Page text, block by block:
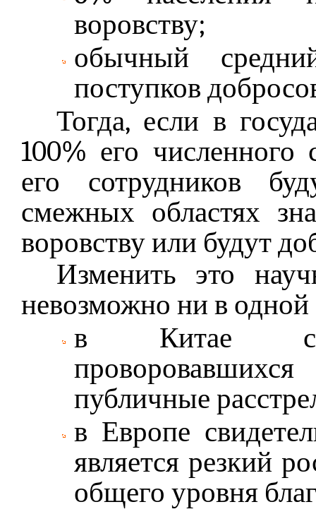
воровству;
обычный
поступков
Тогда, если в
100% его численного
его сотрудников
смежных областях
воровству или будут
Изменить это
невозможно ни в одной
в Китае
публичные
в Европе
является резкий
общего уровня